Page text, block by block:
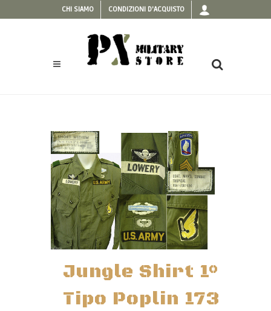
CHI SIAMO CONDIZIONI D'ACQUISTO
Jungle Shirt 1°
Tipo Poplin 173